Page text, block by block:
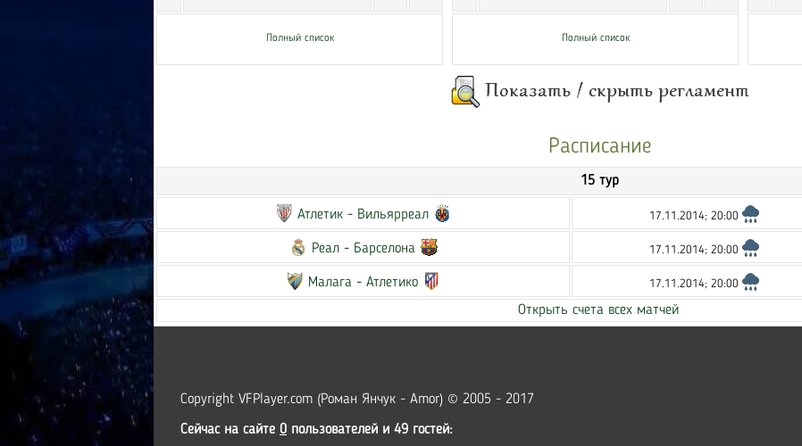
Полный список Полный список
Расписание
15 тур
Атлетик - Вильярреал 17.11.2014; 20:00
Реал- Барселона 17.11.2014; 20:00
Малага - Атлетико 17.11.2014; 20:00
Открыть счета всех матчей
Copyright VFPlayer.com (Роман Янчук - Amor) © 2005 - 2017
Сейчас на сайте 0 пользователей и 49 гостей: